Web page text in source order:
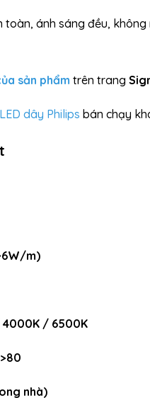
toàn, ánh sáng đều,
sản phẩm trên trang
LED dây Philips bán chạy
m)
/ 6500K
>80
nhà)